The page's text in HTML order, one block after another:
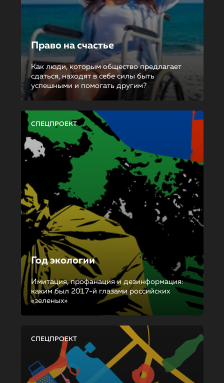
Право на счастье
Как люди, которым общество предлагает
сдаться, находят в себе силы быть
успешными и помогать другим?
СПЕЦПРОЕКТ
Год экологии
Имитация, профанация и дезинформация:
каким был 2017-й глазами российских
«зеленых»
СПЕЦПРОЕКТ